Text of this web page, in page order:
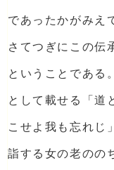
であったかがみえ
さてつぎにこの伝
ということである
として載せる「道
こせよ我も忘れじ
詣する女の老のの